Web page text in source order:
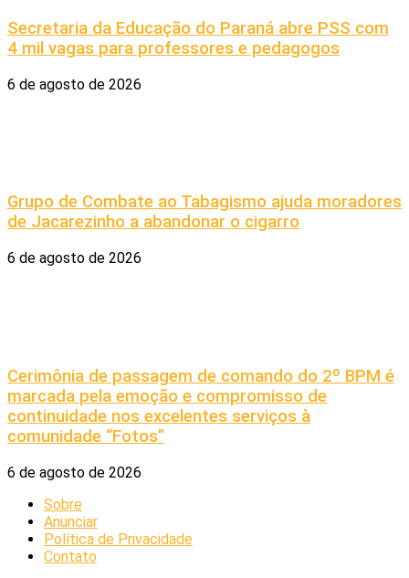
Secretaria da Educação do Paraná abre PSS com
4 mil vagas para professores e pedagogos
6 de agosto de 2026
Grupo de Combate ao Tabagismo ajuda moradores
de Jacarezinho a abandonar o cigarro
6 de agosto de 2026
Cerimônia de passagem de comando do 2º BPM é
marcada pela emoção e compromisso de
continuidade nos excelentes serviços à
comunidade “Fotos”
6 de agosto de 2026
Sobre
Anunciar
Política de Privacidade
Contato